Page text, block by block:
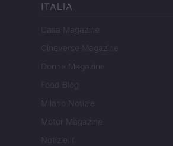
ITALIA
Casa Magazine
Cineverse Magazine
Donne Magazine
Food Blog
Milano Notizie
Motor Magazine
Notizie.it